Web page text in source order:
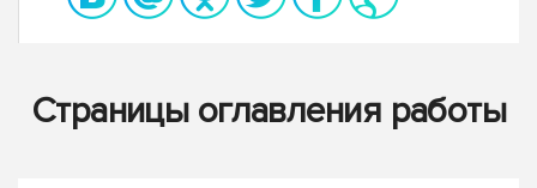
Страницы оглавления работы